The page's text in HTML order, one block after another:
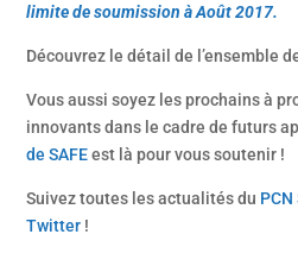
limite de soumission à Août 2017.
Découvrez le détail de l’ensemble
Vous aussi soyez les prochains à
innovants dans le cadre de futurs
de SAFEest là pour vous soutenir !
Suivez toutes les actualités du
Twitter !